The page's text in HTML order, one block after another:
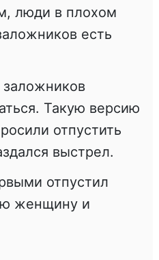
люди в плохом
есть
Такую версию
отпустить
выстрел.
отпустил
женщину и